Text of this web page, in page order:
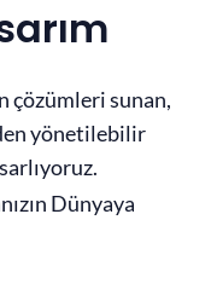
çözümleri sunan,
yönetilebilir
Dünyaya